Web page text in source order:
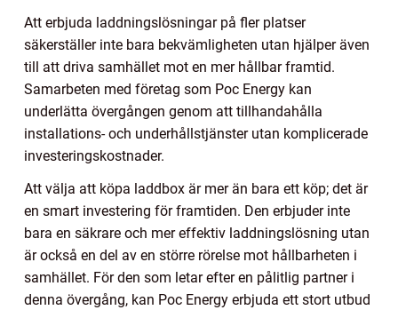
Att erbjuda laddningslösningar på fler platser
säkerställer inte bara bekvämligheten utan hjälper även
till att driva samhället mot en mer hållbar framtid.
Samarbeten med företag som Poc Energy kan
underlätta övergången genom att tillhandahålla
installations- och underhållstjänster utan komplicerade
investeringskostnader.
Att välja att köpa laddbox är mer än bara ett köp; det är
en smart investering för framtiden. Den erbjuder inte
bara en säkrare och mer effektiv laddningslösning utan
är också en del av en större rörelse mot hållbarheten i
samhället. För den som letar efter en pålitlig partner i
denna övergång, kan Poc Energy erbjuda ett stort utbud